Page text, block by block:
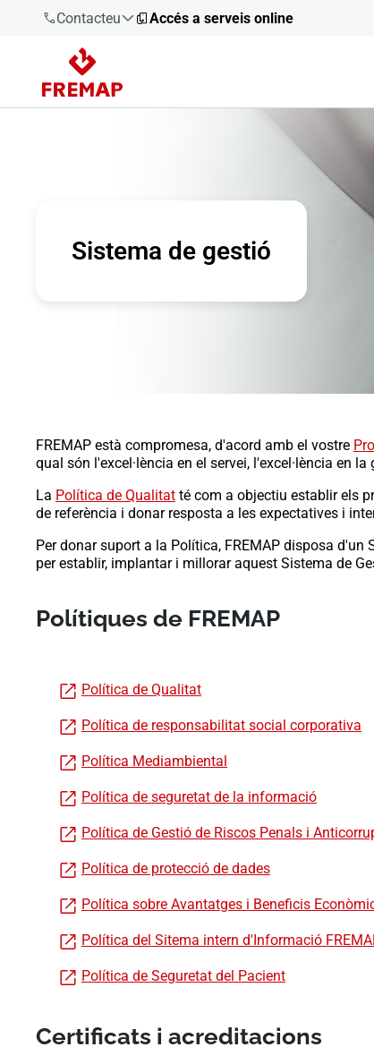
Contacteu
900 61 00
61
Accés a serveis online
Sistema de gestió
FREMAP està compromesa, d'acord amb el vostre
qual són l'excel·lència en el servei, l'excel·lència en
La Política de Qualitat té com a objectiu establir els
de referència i donar resposta a les expectatives i
Per donar suport a la Política, FREMAP disposa
per establir, implantar i millorar aquest Sistema de
Polítiques de FREMAP
Política de Qualitat
Política de responsabilitat social corporativa
Política Mediambiental
Política de seguretat de la informació
Política de Gestió de Riscos Penals i
Política de protecció de dades
Política sobre Avantatges i Beneficis
Política del Sitema intern d'Informació
Política de Seguretat del Pacient
Certificats i acreditacions